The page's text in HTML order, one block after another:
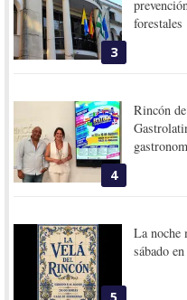
3
forestales
4
Rincón
La noche
sábado